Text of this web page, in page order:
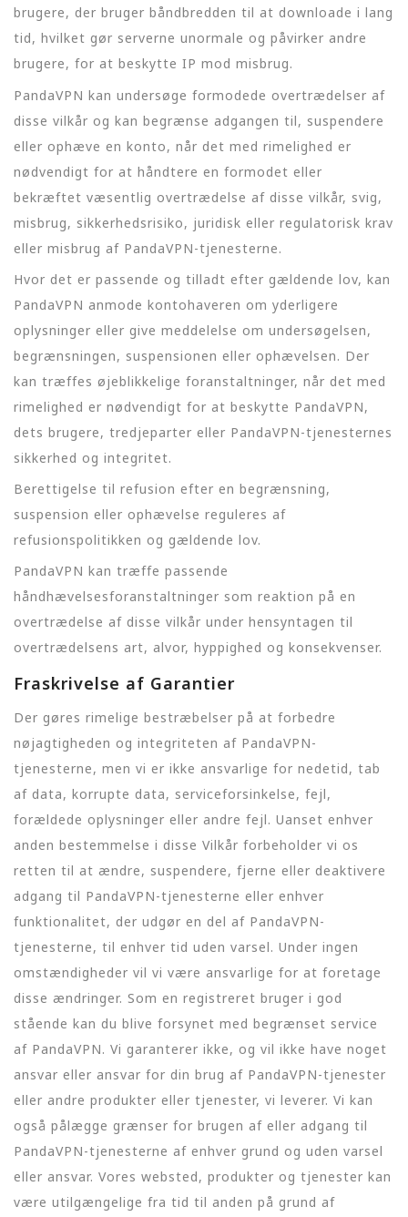
brugere, der bruger båndbredden til at downloade i lang
tid, hvilket gør serverne unormale og påvirker andre
brugere, for at beskytte IP mod misbrug.
PandaVPN kan undersøge formodede overtrædelser af
disse vilkår og kan begrænse adgangen til, suspendere
eller ophæve en konto, når det med rimelighed er
nødvendigt for at håndtere en formodet eller
bekræftet væsentlig overtrædelse af disse vilkår, svig,
misbrug, sikkerhedsrisiko, juridisk eller regulatorisk krav
eller misbrug af PandaVPN-tjenesterne.
Hvor det er passende og tilladt efter gældende lov, kan
PandaVPN anmode kontohaveren om yderligere
oplysninger eller give meddelelse om undersøgelsen,
begrænsningen, suspensionen eller ophævelsen. Der
kan træffes øjeblikkelige foranstaltninger, når det med
rimelighed er nødvendigt for at beskytte PandaVPN,
dets brugere, tredjeparter eller PandaVPN-tjenesternes
sikkerhed og integritet.
Berettigelse til refusion efter en begrænsning,
suspension eller ophævelse reguleres af
refusionspolitikken og gældende lov.
PandaVPN kan træffe passende
håndhævelsesforanstaltninger som reaktion på en
overtrædelse af disse vilkår under hensyntagen til
overtrædelsens art, alvor, hyppighed og konsekvenser.
Fraskrivelse af Garantier
Der gøres rimelige bestræbelser på at forbedre
nøjagtigheden og integriteten af PandaVPN-
tjenesterne, men vi er ikke ansvarlige for nedetid, tab
af data, korrupte data, serviceforsinkelse, fejl,
forældede oplysninger eller andre fejl. Uanset enhver
anden bestemmelse i disse Vilkår forbeholder vi os
retten til at ændre, suspendere, fjerne eller deaktivere
adgang til PandaVPN-tjenesterne eller enhver
funktionalitet, der udgør en del af PandaVPN-
tjenesterne, til enhver tid uden varsel. Under ingen
omstændigheder vil vi være ansvarlige for at foretage
disse ændringer. Som en registreret bruger i god
stående kan du blive forsynet med begrænset service
af PandaVPN. Vi garanterer ikke, og vil ikke have noget
ansvar eller ansvar for din brug af PandaVPN-tjenester
eller andre produkter eller tjenester, vi leverer. Vi kan
også pålægge grænser for brugen af eller adgang til
PandaVPN-tjenesterne af enhver grund og uden varsel
eller ansvar. Vores websted, produkter og tjenester kan
være utilgængelige fra tid til anden på grund af